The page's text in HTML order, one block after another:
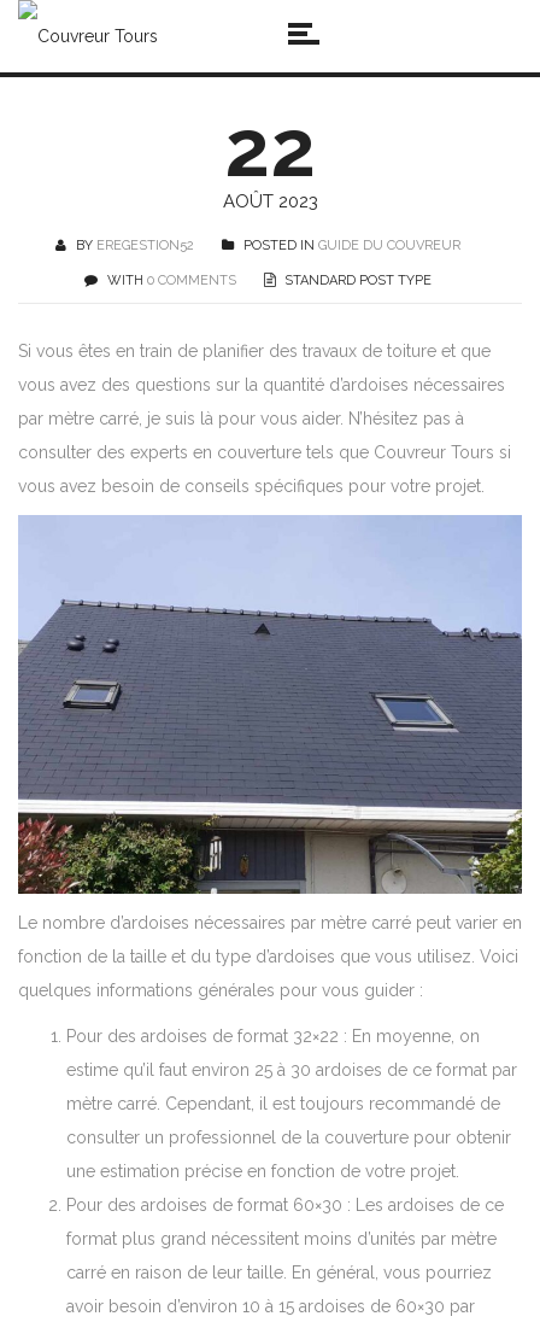
22
AOÛT 2023
BY EREGESTION52 POSTED IN GUIDE DU COUVREUR
WITH 0 COMMENTS STANDARD POST TYPE
Si vous êtes en train de planifier des travaux de toiture et que
vous avez des questions sur la quantité d’ardoises nécessaires
par mètre carré, je suis là pour vous aider. N’hésitez pas à
consulter des experts en couverture tels que Couvreur Tours si
vous avez besoin de conseils spécifiques pour votre projet.
Le nombre d’ardoises nécessaires par mètre carré peut varier en
fonction de la taille et du type d’ardoises que vous utilisez. Voici
quelques informations générales pour vous guider :
Pour des ardoises de format 32×22 : En moyenne, on
estime qu’il faut environ 25 à 30 ardoises de ce format par
mètre carré. Cependant, il est toujours recommandé de
consulter un professionnel de la couverture pour obtenir
une estimation précise en fonction de votre projet.
Pour des ardoises de format 60×30 : Les ardoises de ce
format plus grand nécessitent moins d’unités par mètre
carré en raison de leur taille. En général, vous pourriez
avoir besoin d’environ 10 à 15 ardoises de 60×30 par